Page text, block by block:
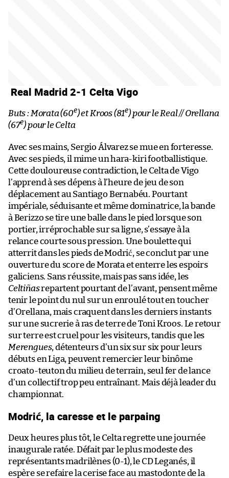
Real Madrid 2-1 Celta Vigo
Buts : Morata (60e) et Kroos (81e) pour le Real // Orellana
(67e) pour le Celta
Avec ses mains, Sergio Álvarez se mue en forteresse.
Avec ses pieds, il mime un hara-kiri footballistique.
Cette douloureuse contradiction, le Celta de Vigo
l’apprend à ses dépens à l’heure de jeu de son
déplacement au Santiago Bernabéu. Pourtant
impériale, séduisante et même dominatrice, la bande
à Berizzo se tire une balle dans le pied lorsque son
portier, irréprochable sur sa ligne, s’essaye à la
relance courte sous pression. Une boulette qui
atterrit dans les pieds de Modrić, se conclut par une
ouverture du score de Morata et enterre les espoirs
galiciens. Sans réussite, mais pas sans idée, les
Celtiñasrepartent pourtant de l’avant, pensent même
tenir le point du nul sur un enroulé tout en toucher
d’Orellana, mais craquent dans les derniers instants
sur une sucrerie à ras de terre de Toni Kroos. Le retour
sur terre est cruel pour les visiteurs, tandis que les
Merengues, détenteurs d’un six sur six pour leurs
débuts en Liga, peuvent remercier leur binôme
croato-teuton du milieu de terrain, seul fer de lance
d’un collectif trop peu entraînant. Mais déjà leader du
championnat.
Modrić, la caresse et le parpaing
Deux heures plus tôt, le Celta regrette une journée
inaugurale ratée. Défait par le plus modeste des
représentants madrilènes (0-1), le CD Leganés, il
espère se refaire la cerise face au mastodonte de la